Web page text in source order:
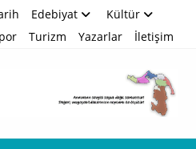
Edebiyat
Kültür
Turizm Yazarlar İletişim